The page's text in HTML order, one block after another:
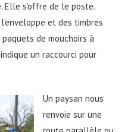
s’offre de le poste.
et des timbres
de mouchoirs à
un raccourci pour
Un paysan nous
renvoie sur une